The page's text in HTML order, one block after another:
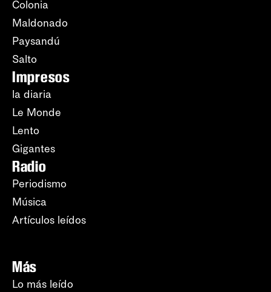
Colonia
Maldonado
Paysandú
Salto
Impresos
la diaria
Le Monde
Lento
Gigantes
Radio
Periodismo
Música
Artículos leídos
Más
Lo más leído